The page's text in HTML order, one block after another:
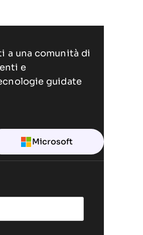
a una comunità di
e
guidate
Microsoft